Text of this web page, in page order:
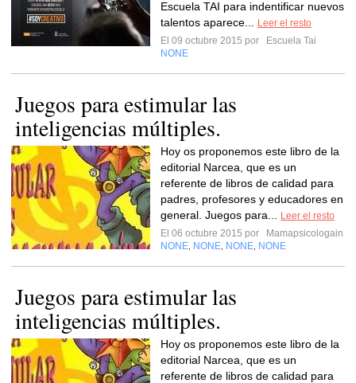
Escuela TAI para indentificar nuevos
talentos aparece...
Leer el resto
El 09 octubre 2015 por
Escuela Tai
NONE
Juegos para estimular las
inteligencias múltiples.
Hoy os proponemos este libro de la
editorial Narcea, que es un
referente de libros de calidad para
padres, profesores y educadores en
general. Juegos para...
Leer el resto
El 06 octubre 2015 por
Mamapsicologain
NONE NONE NONE NONE
Juegos para estimular las
inteligencias múltiples.
Hoy os proponemos este libro de la
editorial Narcea, que es un
referente de libros de calidad para